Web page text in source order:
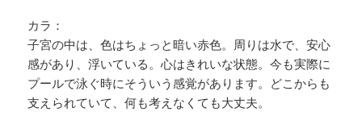
カラ：
子宮の中は、色はちょっと暗い赤色。周りは水で、安心
感があり、浮いている。心はきれいな状態。今も実際に
プールで泳ぐ時にそういう感覚があります。どこからも
支えられていて、何も考えなくても大丈夫。